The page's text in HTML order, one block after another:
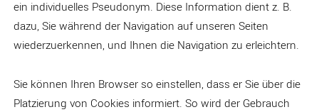
ein individuelles Pseudonym. Diese Information dient z. B.
dazu, Sie während der Navigation auf unseren Seiten
wiederzuerkennen, und Ihnen die Navigation zu erleichtern.
Sie können Ihren Browser so einstellen, dass er Sie über die
Platzierung von Cookies informiert. So wird der Gebrauch